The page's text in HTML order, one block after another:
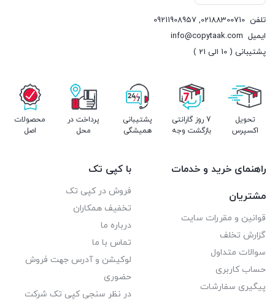
تلفن 02188300710
,
09211908957
ایمیل info@copytaak.com
پشتیبانی ( 10 الی 21 )
تحویل
اکسپرس
7 روز گارانتی
بازگشت وجه
پشتیبانی
همیشگی
پرداخت در
محل
محصولات
اصل
راهنمای خرید و خدمات
مشتریان
قوانین و مقررات سایت
گزارش تخلف
سوالات متداول
حساب کاربری
پیگیری سفارشات
با کپی تک
فروش در کپی تک
تخفیف همکاران
درباره ما
تماس با ما
لوکیشن و آدرس جهت فروش
حضوری
در نظر سنجی کپی تک شرکت